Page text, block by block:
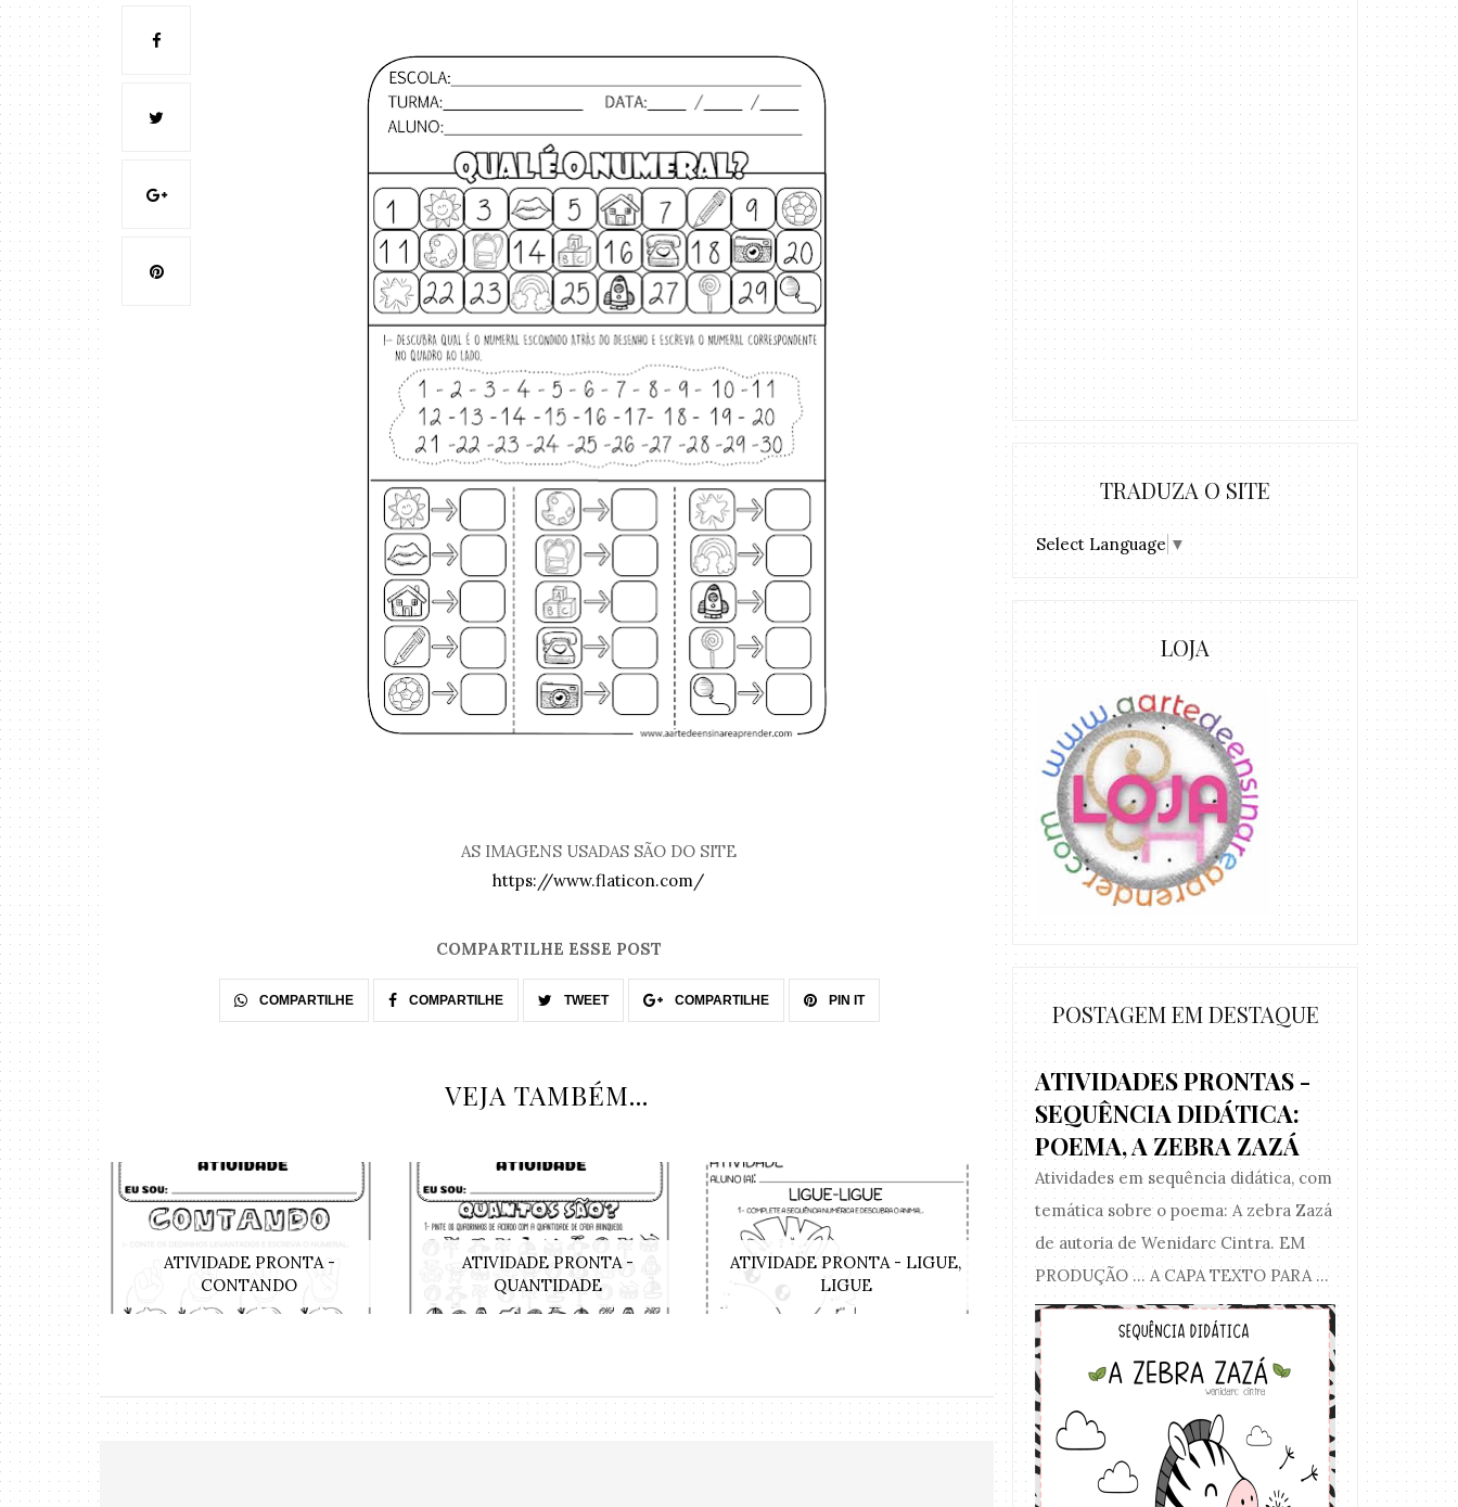
AS IMAGENS USADAS SÃO DO SITE
https://www.flaticon.com/
COMPARTILHE ESSE POST
COMPARTILHE COMPARTILHE TWEET COMPARTILHE PIN IT
VEJA TAMBÉM...
ATIVIDADE PRONTA -
CONTANDO
ATIVIDADE PRONTA -
QUANTIDADE
ATIVIDADE PRONTA - LIGUE,
LIGUE
ATIVIDADE PRONTA -
SEQUÊNCIA DO 1 A...
ATIVIDADE
A
TRADUZA O SITE
Select Language ▼
LOJA
POSTAGEM EM DESTAQUE
ATIVIDADES PRONTAS -
SEQUÊNCIA DIDÁTICA:
POEMA, A ZEBRA ZAZÁ
Atividades em sequência didática, com
temática sobre o poema: A zebra Zazá
de autoria de Wenidarc Cintra. EM
PRODUÇÃO ... A CAPA TEXTO PARA ...